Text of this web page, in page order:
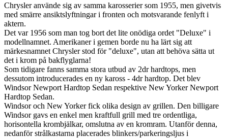
Chrysler använde sig av samma karosserier som 1955, men givetvis
med smärre ansiktslyftningar i fronten och motsvarande fenlyft i
aktern.
Det var 1956 som man tog bort det lite onödiga ordet "Deluxe" i
modellnamnet. Amerikaner i gemen borde nu ha lärt sig att
märkesnamnet Chrysler stod för "deluxe", utan att behöva sätta ut
det i krom på bakflyglarna!
Som tidigare fanns samma stora utbud av 2dr hardtops, men
dessutom introducerades en ny kaross - 4dr hardtop. Det blev
Windsor Newport Hardtop Sedan respektive New Yorker Newport
Hardtop Sedan.
Windsor och New Yorker fick olika design av grillen. Den billigare
Windsor gavs en enkel men kraftfull grill med tre ordentliga,
horisontella krombjälkar, omslutna av en kromram. Utanför denna,
nedanför strålkastarna placerades blinkers/parkeringsljus i